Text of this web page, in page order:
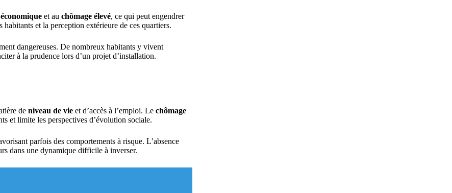
et au chômage élevé, ce qui peut engendrer
et la perception extérieure de ces quartiers.
dangereuses. De nombreux habitants y vivent
à la prudence lors d’un projet d’installation.
de niveau de vie et d’accès à l’emploi. Le chômage
et limite les perspectives d’évolution sociale.
parfois des comportements à risque. L’absence
dans une dynamique difficile à inverser.